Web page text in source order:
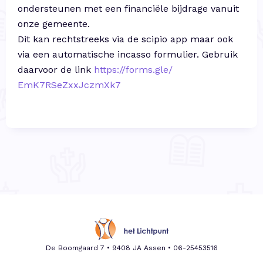
ondersteunen met een financiële bijdrage vanuit
onze gemeente.
Dit kan rechtstreeks via de scipio app maar ook
via een automatische incasso formulier. Gebruik
daarvoor de link https://forms.gle/
EmK7RSeZxxJczmXk7
De Boomgaard 7 • 9408 JA Assen • 06-25453516